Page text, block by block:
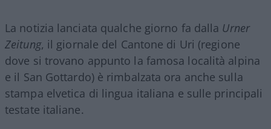
La notizia lanciata qualche giorno fa dalla Urner
Zeitung, il giornale del Cantone di Uri (regione
dove si trovano appunto la famosa località alpina
e il San Gottardo) è rimbalzata ora anche sulla
stampa elvetica di lingua italiana e sulle principali
testate italiane.